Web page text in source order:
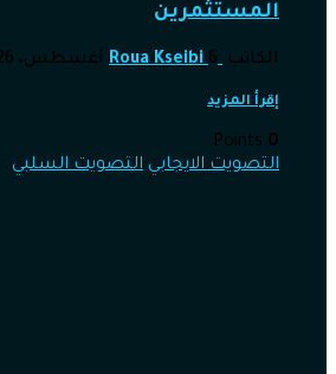
المستثمرين
الكاتب Roua Kseibi 6 أغسطس، 2026, 1:18 م
إقرأ المزيد
0
التصويت الايجابي التصويت السلبي